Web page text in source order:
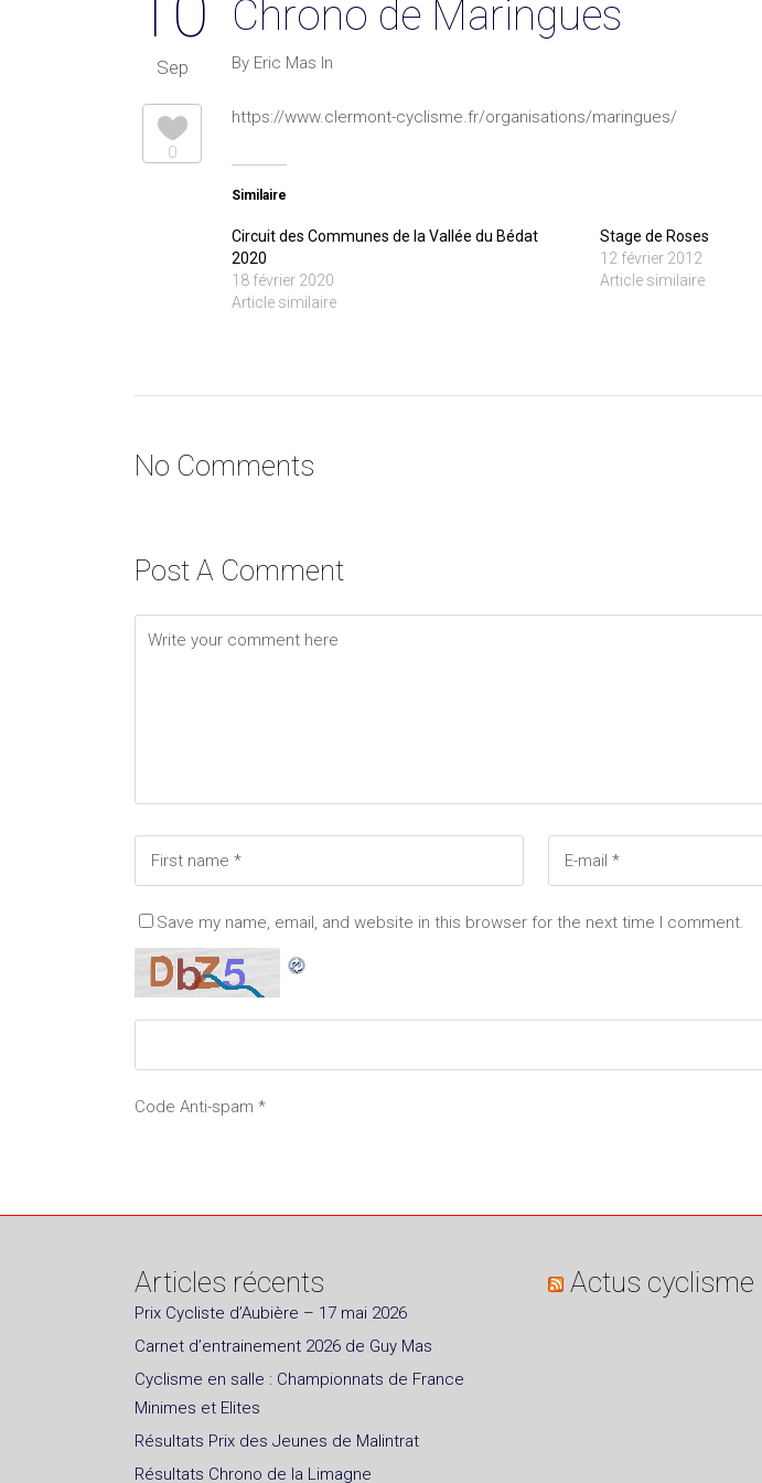
Sep
0
Chrono de Maringues
By Eric Mas In
https://www.clermont-cyclisme.fr/organisations/maringues/
Similaire
Circuit des Communes de la Vallée du Bédat
2020
18 février 2020
Article similaire
Stage de Roses
12 février 2012
Article similaire
No Comments
Post A Comment
Save my name, email, and website in this browser for the next time I comment.
Code Anti-spam *
Articles récents
Prix Cycliste d’Aubière – 17 mai 2026
Carnet d’entrainement 2026 de Guy Mas
Cyclisme en salle : Championnats de France
Minimes et Elites
Résultats Prix des Jeunes de Malintrat
Résultats Chrono de la Limagne
Actus cyclisme